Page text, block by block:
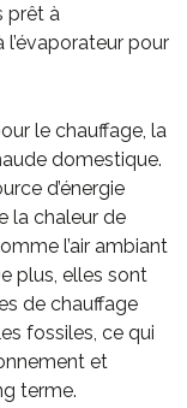
prêt à
pour
le chauffage, la
domestique.
d’énergie
la chaleur de
l’air ambiant
plus, elles sont
de chauffage
fossiles, ce qui
et
terme.